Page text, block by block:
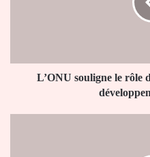
de
développement
L’ONU souligne le rôle